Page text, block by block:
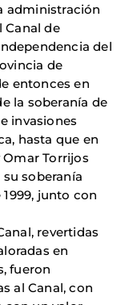
administración
de
del
de
entonces en
la soberanía de
invasiones
hasta que en
Omar Torrijos
soberanía
junto con
revertidas
en
fueron
al Canal, con